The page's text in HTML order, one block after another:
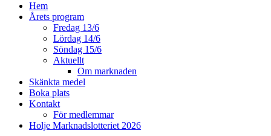
Hem
Årets program
Fredag 13/6
Lördag 14/6
Söndag 15/6
Aktuellt
Om marknaden
Skänkta medel
Boka plats
Kontakt
För medlemmar
Holje Marknadslotteriet 2026